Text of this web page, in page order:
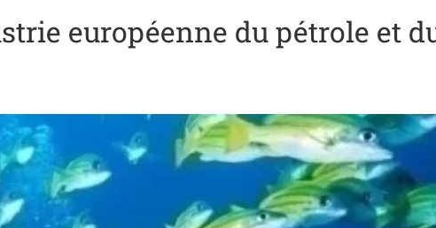
européenne du pétrole et